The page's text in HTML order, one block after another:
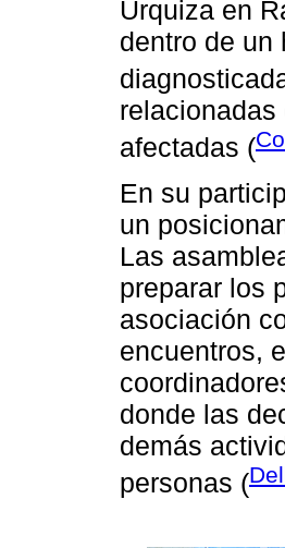
Urquiza en
dentro de un
afectadas (
En su
un
Las
preparar los
asociación
encuentros,
donde las
demás
personas (